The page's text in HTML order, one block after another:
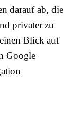
darauf ab, die
privater zu
Blick auf
Google